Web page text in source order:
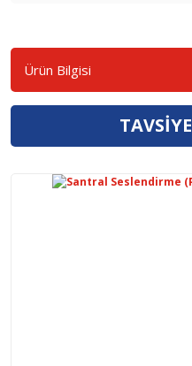
Ürün Bilgisi
TAVSİYE